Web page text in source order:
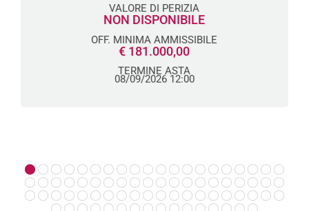
VALORE DI PERIZIA
NON DISPONIBILE
OFF. MINIMA AMMISSIBILE
€ 181.000,00
TERMINE ASTA
08/09/2026 12:00